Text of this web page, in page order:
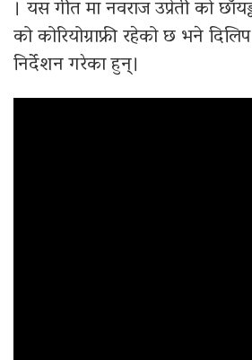
। यस गीत मा नवराज उप्रेती को
को कोरियोग्राफ्री रहेको छ भने
निर्देशन गरेका हुन्।